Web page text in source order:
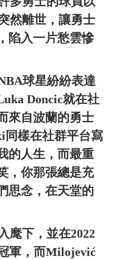
然離世，讓勇士
陷入一片愁雲慘
球星紛紛表達
Doncic就在社
來自波蘭的勇士
同樣在社群平台寫
的人生，而最重
，你那張總是充
思念，在天堂的
麾下，並在2022
軍，而Milojević